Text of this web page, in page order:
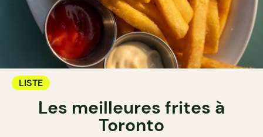
LISTE
Les meilleures frites à
Toronto